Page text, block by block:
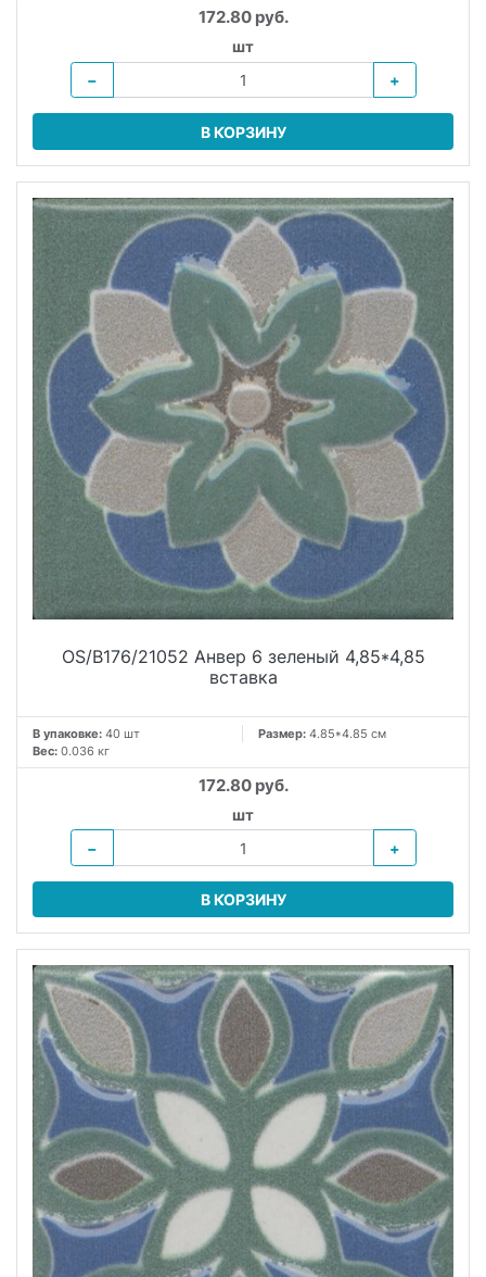
172.80 руб.
шт
−
+
В КОРЗИНУ
OS/B176/21052 Анвер 6 зеленый 4,85*4,85
вставка
В упаковке: 40 шт Размер: 4.85*4.85 см
Вес: 0.036 кг
172.80 руб.
шт
−
+
В КОРЗИНУ